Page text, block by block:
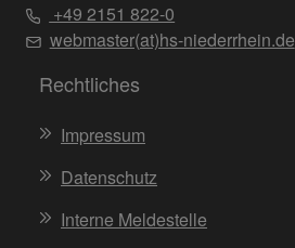
+49 2151 822-0
webmaster(at)hs-niederrhein.de
Rechtliches
Impressum
Datenschutz
Interne Meldestelle